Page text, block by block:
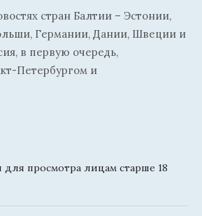
стран Балтии – Эстонии,
Германии, Дании, Швеции и
в первую очередь,
Петербургом и
для просмотра лицам старше 18